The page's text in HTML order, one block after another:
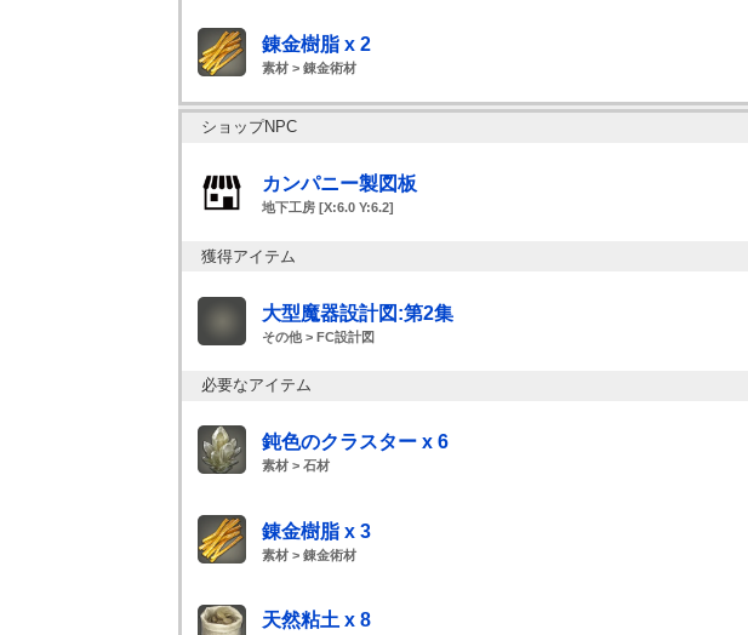
錬金樹脂 x 2
素材 > 錬金術材
ショップNPC
カンパニー製図板
地下工房 [X:6.0 Y:6.2]
獲得アイテム
大型魔器設計図:第2集
その他 > FC設計図
必要なアイテム
鈍色のクラスター x 6
素材 > 石材
錬金樹脂 x 3
素材 > 錬金術材
天然粘土 x 8